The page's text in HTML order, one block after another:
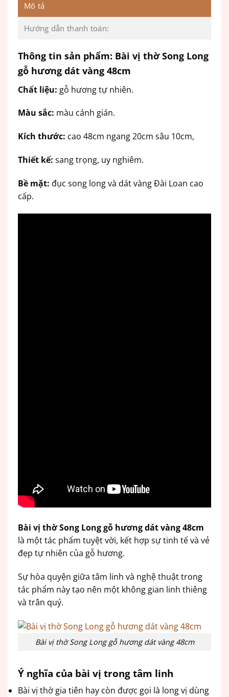
Mô tả
Hướng dẫn thanh toán:
Thông tin sản phẩm: Bài vị thờ Song Long
gỗ hương dát vàng 48cm
Chất liệu: gỗ hương tự nhiên.
Màu sắc: màu cánh gián.
Kích thước: cao 48cm ngang 20cm sâu 10cm,
Thiết kế: sang trọng, uy nghiêm.
Bề mặt: đục song long và dát vàng Đài Loan cao
cấp.
Bài vị thờ Song Long gỗ hương dát vàng 48cm
là một tác phẩm tuyệt vời, kết hợp sự tinh tế và vẻ
đẹp tự nhiên của gỗ hương.
Sự hòa quyện giữa tâm linh và nghệ thuật trong
tác phẩm này tạo nên một không gian linh thiêng
và trân quý.
Bài vị thờ Song Long gỗ hương dát vàng 48cm
Ý nghĩa của bài vị trong tâm linh
Bài vị thờ gia tiên hay còn được gọi là long vị dùng